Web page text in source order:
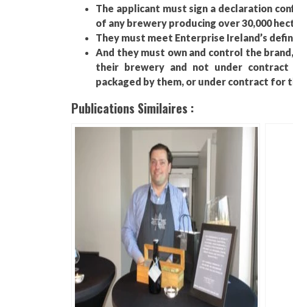
The applicant must sign a declaration
of any brewery producing over 30,000
They must meet Enterprise Ireland’s
And they must own and control the
their brewery and not under
packaged by them, or under contract for
Publications Similaires :